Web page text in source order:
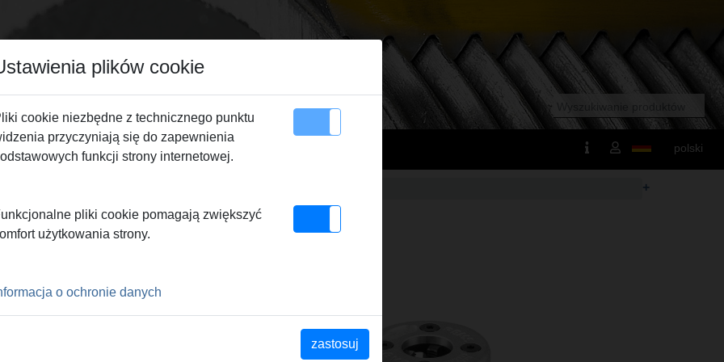
serwisu Kontakty polski
+
von Schneidkopf,
garantieren
Kein Einhaken der
plików cookie
cookie niezbędne z technicznego punktu
przyczyniają się do zapewnienia
funkcji strony internetowej.
pliki cookie pomagają zwiększyć
użytkowania strony.
o ochronie danych
zastosuj